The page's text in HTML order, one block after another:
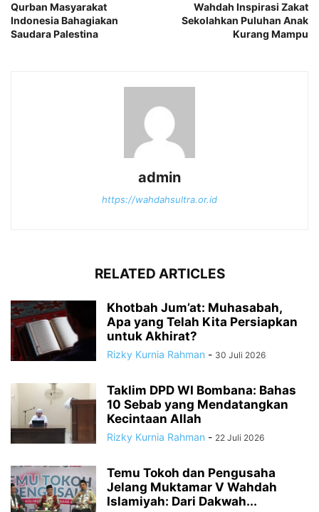
Qurban Masyarakat
Indonesia Bahagiakan
Saudara Palestina
Wahdah Inspirasi Zakat
Sekolahkan Puluhan Anak
Kurang Mampu
admin
https://wahdahsultra.or.id
RELATED ARTICLES
Khotbah Jum’at: Muhasabah,
Apa yang Telah Kita Persiapkan
untuk Akhirat?
Rizky Kurnia Rahman - 30 Juli 2026
Taklim DPD WI Bombana: Bahas
10 Sebab yang Mendatangkan
Kecintaan Allah
Rizky Kurnia Rahman - 22 Juli 2026
Temu Tokoh dan Pengusaha
Jelang Muktamar V Wahdah
Islamiyah: Dari Dakwah...